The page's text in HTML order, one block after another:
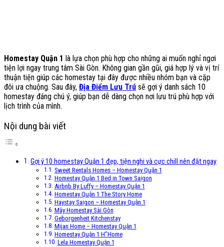
Homestay Quận 1 là lựa chọn phù hợp cho những ai muốn nghỉ ngơi
tiện lợi ngay trung tâm Sài Gòn. Không gian gần gũi, giá hợp lý và vị trí
thuận tiện giúp các homestay tại đây được nhiều nhóm bạn và cặp
đôi ưa chuộng. Sau đây, Địa Điểm Lưu Trú sẽ gợi ý danh sách 10
homestay đáng chú ý, giúp bạn dễ dàng chọn nơi lưu trú phù hợp với
lịch trình của mình.
Nội dung bài viết
Gợi ý 10 homestay Quận 1 đẹp, tiện nghi và cực chill nên đặt ngay
Sweet Rentals Homes – Homestay Quận 1
Homestay Quận 1 Bed in Town Saigon
Airbnb By Luffy – Homestay Quận 1
Homestay Quận 1 The Story Home
Haystay Saigon – Homestay Quận 1
Mây Homestay Sài Gòn
Geborgenheit Kitchenstay
Mijan Home – Homestay Quận 1
Homestay Quận 1 H’’Home
Lela Homestay Quận 1